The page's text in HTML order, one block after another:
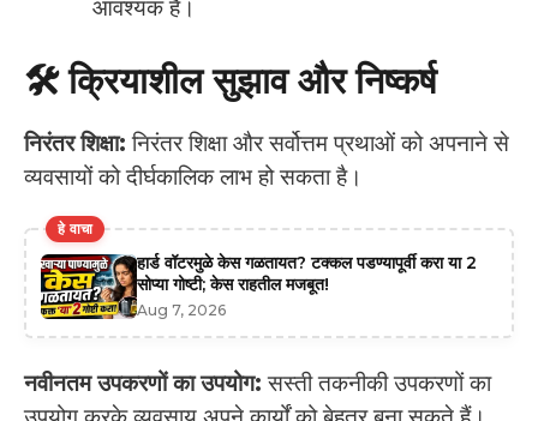
आवश्यक है।
🛠️ क्रियाशील सुझाव और निष्कर्ष
निरंतर शिक्षा: निरंतर शिक्षा और सर्वोत्तम प्रथाओं को अपनाने से
व्यवसायों को दीर्घकालिक लाभ हो सकता है।
हे वाचा
हार्ड वॉटरमुळे केस गळतायत? टक्कल पडण्यापूर्वी करा या 2
सोप्या गोष्टी; केस राहतील मजबूत!
Aug 7, 2026
नवीनतम उपकरणों का उपयोग: सस्ती तकनीकी उपकरणों का